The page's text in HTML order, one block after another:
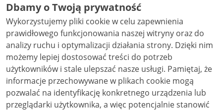
audio i wideo, są udostępniane na licencji typu
Creative Commons: uznanie autorstwa użycie
niekomercyjne - bez utworów zależnych 4.0 (CC BY-
NC-ND 4.0), o ile nie jest to stwierdzone inaczej.
Dbamy o Twoją prywatność
Wykorzystujemy pliki cookie w celu zapewnienia
prawidłowego funkcjonowania naszej witryny oraz do
analizy ruchu i optymalizacji działania strony. Dzięki nim
możemy lepiej dostosować treści do potrzeb
użytkowników i stale ulepszać nasze usługi. Pamiętaj, że
informacje przechowywane w plikach cookie mogą
pozwalać na identyfikację konkretnego urządzenia lub
przeglądarki użytkownika, a więc potencjalnie stanowić